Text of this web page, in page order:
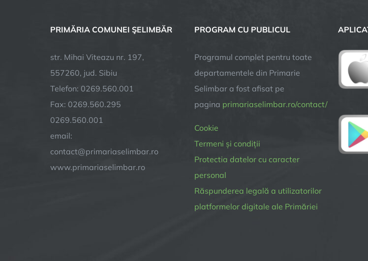
PRIMĂRIA COMUNEI ŞELIMBĂR
str. Mihai Viteazu nr. 197,
557260, jud. Sibiu
Telefon: 0269.560.001
Fax: 0269.560.295
0269.560.001
email:
contact@primariaselimbar.ro
www.primariaselimbar.ro
PROGRAM CU PUBLICUL
Programul complet pentru toate
departamentele din Primarie
Selimbar a fost afisat pe
pagina primariaselimbar.ro/contact/
Cookie
Termeni și condiții
Protectia datelor cu caracter
personal
Răspunderea legală a utilizatorilor
platformelor digitale ale Primăriei